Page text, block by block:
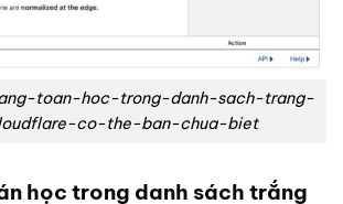
toan-hoc-trong-danh-sach-trang-
co-the-ban-chua-biet
học trong danh sách trắng